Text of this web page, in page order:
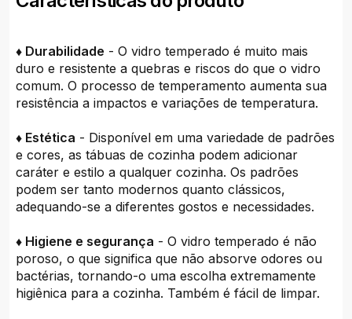
♦ Durabilidade - O vidro temperado é muito mais
duro e resistente a quebras e riscos do que o vidro
comum. O processo de temperamento aumenta sua
resistência a impactos e variações de temperatura.
♦ Estética - Disponível em uma variedade de padrões
e cores, as tábuas de cozinha podem adicionar
caráter e estilo a qualquer cozinha. Os padrões
podem ser tanto modernos quanto clássicos,
adequando-se a diferentes gostos e necessidades.
♦ Higiene e segurança - O vidro temperado é não
poroso, o que significa que não absorve odores ou
bactérias, tornando-o uma escolha extremamente
higiênica para a cozinha. Também é fácil de limpar.